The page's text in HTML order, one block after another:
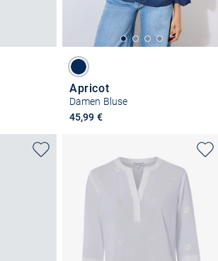
Apricot
Damen Bluse
45,99 €